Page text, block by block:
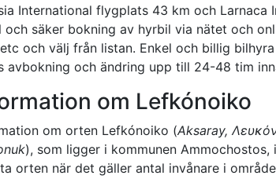
International flygplats 43 km och Larnaca
och säker bokning av hyrbil via nätet och
och välj från listan. Enkel och billig
avbokning och ändring upp till 24-48 tim
om Lefkónoiko
om orten Lefkónoiko (Aksaray,
), som ligger i kommunen
orten när det gäller antal invånare i